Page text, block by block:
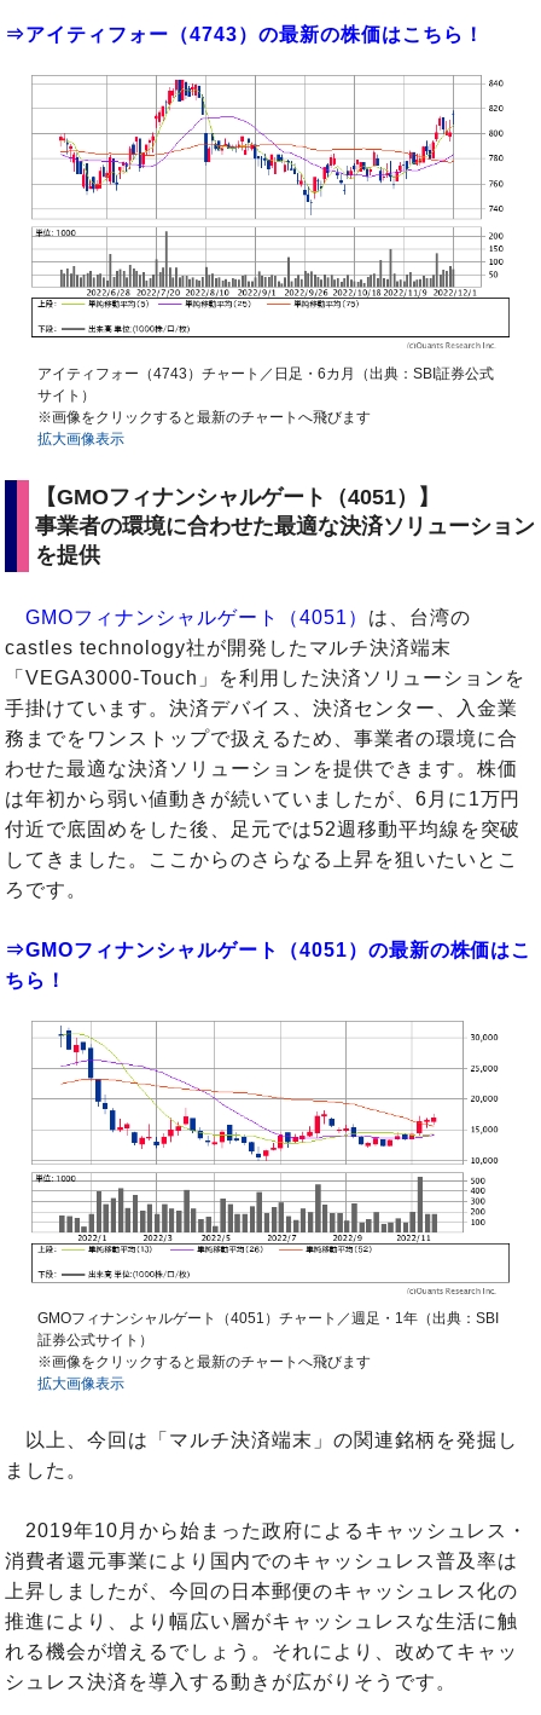
⇒アイティフォー（4743）の最新の株価はこちら！
アイティフォー（4743）チャート／日足・6カ月（出典：SBI証券公式
サイト）
※画像をクリックすると最新のチャートへ飛びます
拡大画像表示
【GMOフィナンシャルゲート（4051）】
事業者の環境に合わせた最適な決済ソリューション
を提供
GMOフィナンシャルゲート（4051） は、台湾の
castles technology社が開発したマルチ決済端末
「VEGA3000-Touch」を利用した決済ソリューションを
手掛けています。決済デバイス、決済センター、入金業
務までをワンストップで扱えるため、事業者の環境に合
わせた最適な決済ソリューションを提供できます。株価
は年初から弱い値動きが続いていましたが、6月に1万円
付近で底固めをした後、足元では52週移動平均線を突破
してきました。ここからのさらなる上昇を狙いたいとこ
ろです。
⇒GMOフィナンシャルゲート（4051）の最新の株価はこ
ちら！
GMOフィナンシャルゲート（4051）チャート／週足・1年（出典：SBI
証券公式サイト）
※画像をクリックすると最新のチャートへ飛びます
拡大画像表示
以上、今回は「マルチ決済端末」の関連銘柄を発掘し
ました。
2019年10月から始まった政府によるキャッシュレス・
消費者還元事業により国内でのキャッシュレス普及率は
上昇しましたが、今回の日本郵便のキャッシュレス化の
推進により、より幅広い層がキャッシュレスな生活に触
れる機会が増えるでしょう。それにより、改めてキャッ
シュレス決済を導入する動きが広がりそうです。